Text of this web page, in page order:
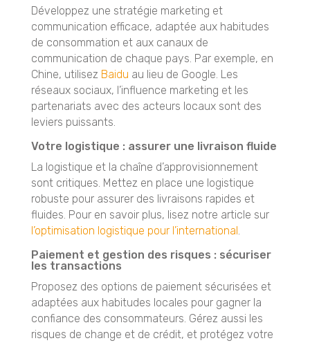
Développez une stratégie marketing et
communication efficace, adaptée aux habitudes
de consommation et aux canaux de
communication de chaque pays. Par exemple, en
Chine, utilisez Baidu au lieu de Google. Les
réseaux sociaux, l’influence marketing et les
partenariats avec des acteurs locaux sont des
leviers puissants.
Votre logistique : assurer une livraison fluide
La logistique et la chaîne d’approvisionnement
sont critiques. Mettez en place une logistique
robuste pour assurer des livraisons rapides et
fluides. Pour en savoir plus, lisez notre article sur
l’optimisation logistique pour l’international
Paiement et gestion des risques : sécuriser
les transactions
Proposez des options de paiement sécurisées et
adaptées aux habitudes locales pour gagner la
confiance des consommateurs. Gérez aussi les
risques de change et de crédit, et protégez votre